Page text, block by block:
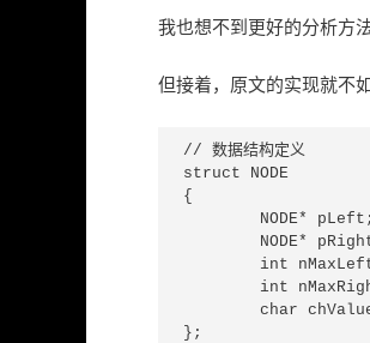
我也想不到更好的分析方法
但接着，原文的实现就不
// 数据结构定义
struct NODE
{
	char chValue;    	// 该节点的值
};